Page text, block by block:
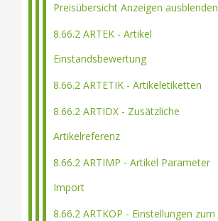
Preisübersicht Anzeigen ausblenden
8.66.2 ARTEK - Artikel
Einstandsbewertung
8.66.2 ARTETIK - Artikeletiketten
8.66.2 ARTIDX - Zusätzliche
Artikelreferenz
8.66.2 ARTIMP - Artikel Parameter
Import
8.66.2 ARTKOP - Einstellungen zum